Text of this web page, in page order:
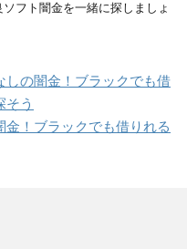
フト闇金を一緒に探しましょ
しの闇金！ブラックでも借
そう
！ブラックでも借りれる